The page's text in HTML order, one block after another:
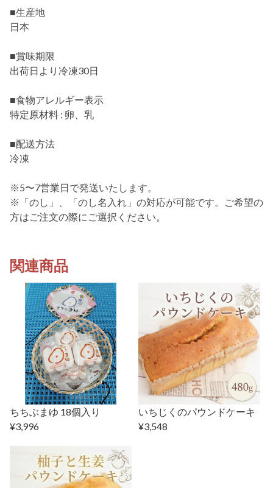
■生産地
日本
■賞味期限
出荷日より冷凍30日
■食物アレルギー表示
特定原材料 : 卵、乳
■配送方法
冷凍
※5〜7営業日で発送いたします。
※「のし」、「のし名入れ」の対応が可能です。ご希望の
方はご注文の際にご選択ください。
関連商品
ちちぶまゆ 18個入り
¥3,996
いちじくのパウンドケーキ
¥3,548